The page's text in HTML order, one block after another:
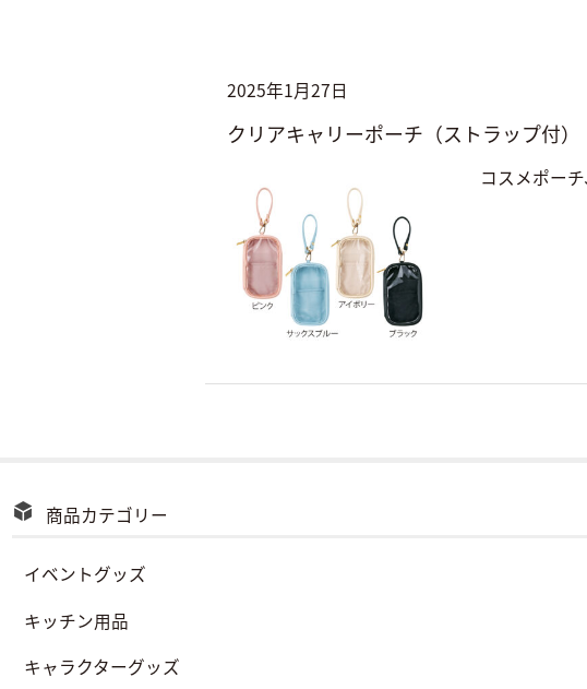
2025年1月27日
クリアキャリーポーチ（ストラップ付）
コスメポー
商品カテゴリー
イベントグッズ
キッチン用品
キャラクターグッズ